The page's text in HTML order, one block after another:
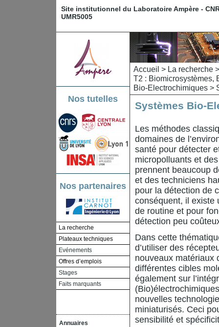
Site institutionnel du Laboratoire Ampère -
UMR5005
Nos tutelles
Nos partenaires
La recherche
Plateaux techniques
Evénements
Offres d’emplois
Stages
Faits marquants
Annuaires
Accueil > La recherche
T2 : Biomicrosystèmes,
Bio-Electrochimiques >
Systèmes Bio-
Les méthodes
domaines de
santé pour détecter
micropolluants et
prennent beaucoup
et des techniciens
pour la détection de
conséquent, il existe
de routine et pour
détection peu
Dans cette
d’utiliser des
nouveaux matériaux
différentes cibles
également sur
nouvelles
miniaturisés. Ceci
sensibilité et